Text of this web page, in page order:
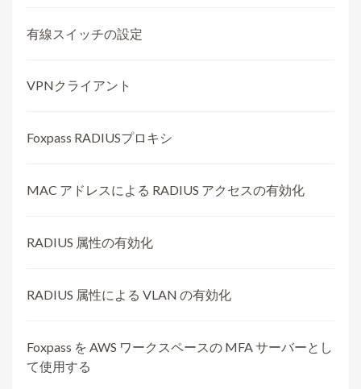
有線スイッチの設定
VPNクライアント
Foxpass RADIUSプロキシ
MAC アドレスによる RADIUS アクセスの有効化
RADIUS 属性の有効化
RADIUS 属性による VLAN の有効化
Foxpass を AWS ワークスペースの MFA サーバーとし
て使用する